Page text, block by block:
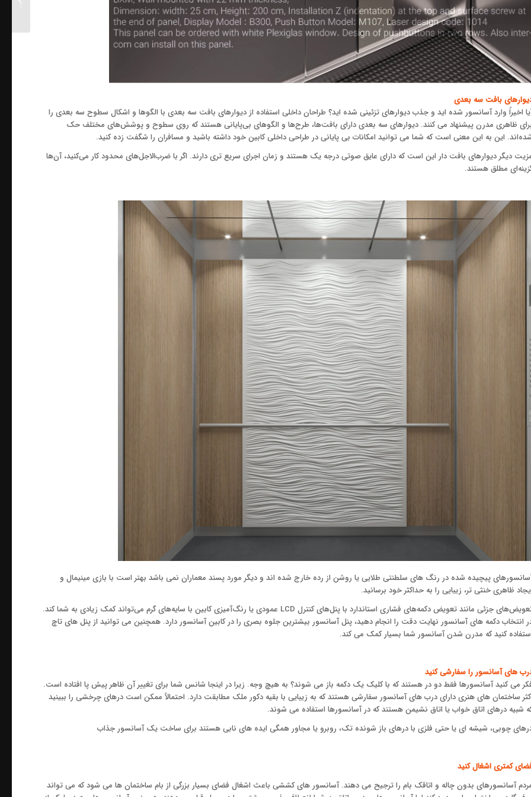
بافت سه بعدی
اخیراً وارد آسانسور شده اید و جذب دیوارهای تزئینی شده اید؟ طراحان داخلی استفاده از دیوارهای بافت سه بعدی با الگوها و اشکال سطوح سه بعدی را
ظاهری مدرن پیشنهاد می کنند. دیوارهای سه بعدی دارای بافت‌ها، طرح‌ها و الگوهای بی‌پایانی هستند که روی سطوح و پوشش‌های مختلف حک
این به این معنی است که شما می توانید امکانات بی پایانی در طراحی داخلی کابین خود داشته باشید و مسافران را شگفت زده کنید.
دیگر دیوارهای بافت دار این است که دارای عایق صوتی درجه یک هستند و زمان اجرای سریع تری دارند. اگر با ضرب‌الاجل‌های محدود کار می‌کنید، آن‌ها
مطلق هستند.
پیچیده شده در رنگ های سلطنتی طلایی یا روشن از رده خارج شده اند و دیگر مورد پسند معماران نمی باشد بهتر است با بازی مینیمال و
ظاهری خنثی تر، زیبایی را به حداکثر خود برسانید.
تعویض‌های جزئی مانند تعویض دکمه‌های فشاری استاندارد با پنل‌های کنترل LCD عمودی یا رنگ‌آمیزی کابین با سایه‌های گرم می‌تواند کمک زیادی به شما کند.
انتخاب دکمه های آسانسور نهایت دقت را انجام دهید، پنل آسانسور بیشترین جلوه بصری را در کابین آسانسور دارد. همچنین می توانید از پنل های تاچ
کنید که مدرن شدن آسانسور شما بسیار کمک می کند.
های آسانسور را سفارشی کنید
می کنید آسانسورها فقط دو در هستند که با کلیک یک دکمه باز می شوند؟ به هیچ وجه. زیرا در اینجا شانس شما برای تغییر آن ظاهر پیش پا افتاده است.
ساختمان های هنری دارای درب های آسانسور سفارشی هستند که به زیبایی با بقیه دکور ملک مطابقت دارد. احتمالاً ممکن است درهای چرخشی را ببینید
شبیه درهای اتاق خواب یا اتاق نشیمن هستند که در آسانسورها استفاده می شوند.
چوبی، شیشه ای یا حتی فلزی با درهای باز شونده تک، روبرو یا مجاور همگی ایده های نابی هستند برای ساخت یک آسانسور جذاب
کمتری اشغال کنید
آسانسورهای بدون چاله و اتاقک بام را ترجیح می دهند. آسانسور های کششی باعث اشغال فضای بسیار بزرگی از بام ساختمان ها می شود که می تواند
آسانسور